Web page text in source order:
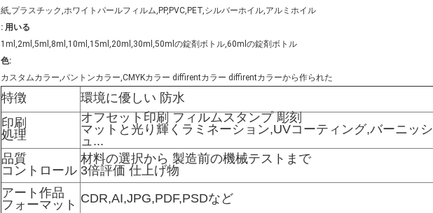
紙,プラスチック,ホワイトパールフィルム,PP,PVC,PET,シルバーホイル,アルミホイル
: 用いる
1ml,2ml,5ml,8ml,10ml,15ml,20ml,30ml,50mlの錠剤ボトル,60mlの錠剤ボトル
色:
カスタムカラー,パントンカラー,CMYKカラー diffirentカラー diffirentカラーから作られた
特徴
環境に優しい 防水
印刷
処理
オフセット印刷 フィルムスタンプ 彫刻
マットと光り輝くラミネーション,UVコーティング,バーニッシ
ュ...
品質
コントロール
材料の選択から 製造前の機械テストまで
3倍評価 仕上げ物
アート作品
フォーマット CDR,AI,JPG,PDF,PSDなど